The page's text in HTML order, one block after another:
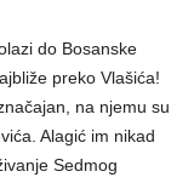
do Bosanske
preko Vlašića!
na njemu su
Alagić im nikad
Sedmog